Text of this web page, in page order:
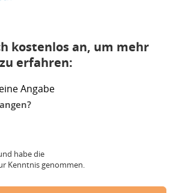
kostenlos an, um mehr
erfahren:
Angabe
habe die
Kenntnis genommen.